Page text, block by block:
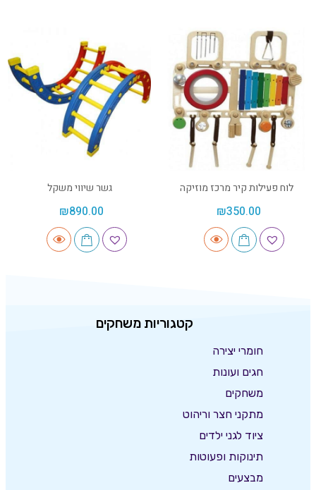
לוח פעילות קיר מרכז מוזיקה
₪350.00
גשר שיווי משקל
₪890.00
קטגוריות משחקים
חומרי יצירה
חגים ועונות
משחקים
מתקני חצר וריהוט
ציוד לגני ילדים
תינוקות ופעוטות
מבצעים